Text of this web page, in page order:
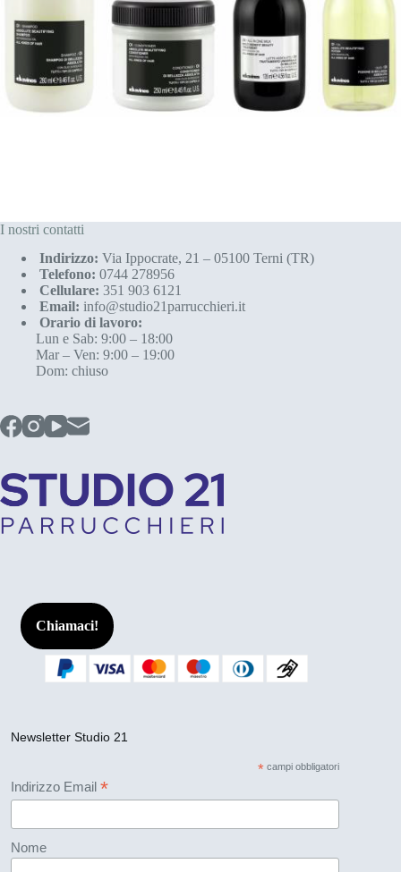
I nostri contatti
Indirizzo: Via Ippocrate, 21 – 05100 Terni (TR)
Telefono: 0744 278956
Cellulare: 351 903 6121
Email: info@studio21parrucchieri.it
Orario di lavoro:
Lun e Sab: 9:00 – 18:00
Mar – Ven: 9:00 – 19:00
Dom: chiuso
Chiamaci!
Newsletter Studio 21
*campi obbligatori
Indirizzo Email *
Nome